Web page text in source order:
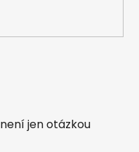
jen otázkou